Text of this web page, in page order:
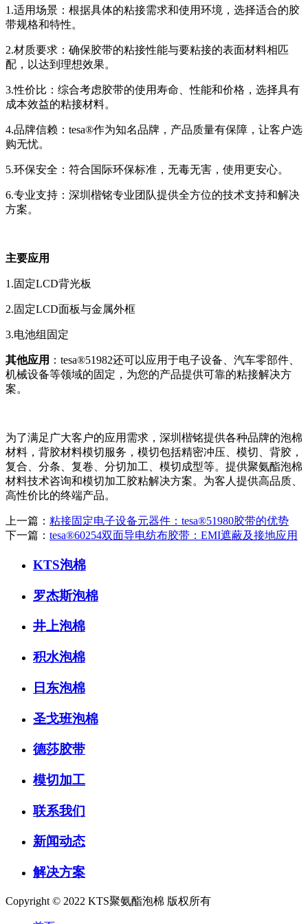
1.适用场景：根据具体的粘接需求和使用环境，选择适合的胶
带规格和特性。
2.材质要求：确保胶带的粘接性能与要粘接的表面材料相匹
配，以达到理想效果。
3.性价比：综合考虑胶带的使用寿命、性能和价格，选择具有
成本效益的粘接材料。
4.品牌信赖：tesa®作为知名品牌，产品质量有保障，让客户选
购无忧。
5.环保安全：符合国际环保标准，无毒无害，使用更安心。
6.专业支持：深圳楷铭专业团队提供全方位的技术支持和解决
方案。
主要应用
1.固定LCD背光板
2.固定LCD面板与金属外框
3.电池组固定
其他应用 ：tesa®51982还可以应用于电子设备、汽车零部件、
机械设备等领域的固定，为您的产品提供可靠的粘接解决方
案。
为了满足广大客户的应用需求，深圳楷铭提供各种品牌的泡棉
材料，背胶材料模切服务，模切包括精密冲压、模切、背胶，
复合、分条、复卷、分切加工、模切成型等。提供聚氨酯泡棉
材料技术咨询和模切加工胶粘解决方案。为客人提供高品质、
高性价比的终端产品。
上一篇： 粘接固定电子设备元器件：tesa®51980胶带的优势
下一篇： tesa®60254双面导电纺布胶带：EMI遮蔽及接地应用
KTS泡棉
罗杰斯泡棉
井上泡棉
积水泡棉
日东泡棉
圣戈班泡棉
德莎胶带
模切加工
联系我们
新闻动态
解决方案
Copyright © 2022 KTS聚氨酯泡棉 版权所有